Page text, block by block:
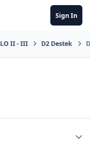
Sign In
II - III D2 Destek